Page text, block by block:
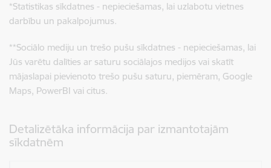
*Statistikas sīkdatnes - nepieciešamas, lai uzlabotu vietnes
darbību un pakalpojumus.
**Sociālo mediju un trešo pušu sīkdatnes - nepieciešamas, lai
Jūs varētu dalīties ar saturu sociālajos medijos vai skatīt
mājaslapai pievienoto trešo pušu saturu, piemēram, Google
Maps, PowerBI vai citus.
Detalizētāka informācija par izmantotajām
sīkdatnēm